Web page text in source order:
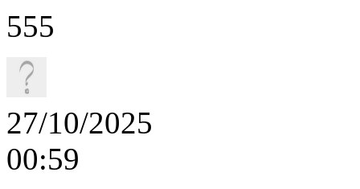
555
27/10/2025
00:59